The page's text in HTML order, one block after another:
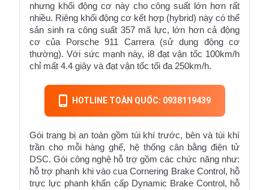
nhưng khối động cơ này cho công suất lớn hơn rất
nhiều. Riêng khối động cơ kết hợp (hybrid) này có thể
sản sinh ra công suất 357 mã lực, lớn hơn cả động
cơ của Porsche 911 Carrera (sử dụng động cơ
thường). Với sức mạnh này, i8 đạt vận tốc 100km/h
chỉ mất 4.4 giây và đạt vận tốc tối đa 250km/h.
HOTLINE TOÀN QUỐC: 0938119439
Gói trang bị an toàn gồm túi khí trước, bên và túi khí
trần cho mỗi hàng ghế, hệ thống cân bằng điện tử
DSC. Gói công nghệ hỗ trợ gồm các chức năng như:
hỗ trợ phanh khi vào cua Cornering Brake Control, hỗ
trực lực phanh khẩn cấp Dynamic Brake Control, hỗ